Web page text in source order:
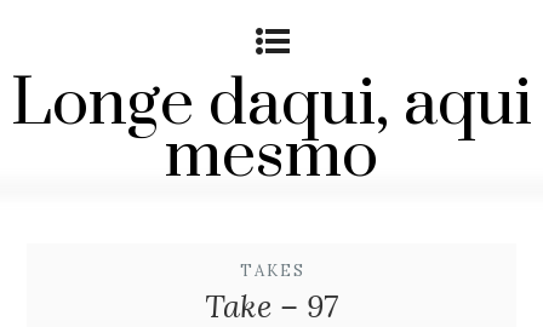
Longe daqui, aqui
mesmo
TAKES
Take – 97